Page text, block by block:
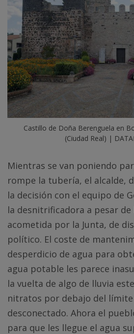
Castillo de Doña Berenguela en
(Ciudad Real) |
Mientras se van poniendo
rompe la tubería, el alcalde,
la decisión con el equipo de
la desnitrificadora a pesar de
acometida por la Junta, de
político. El coste de
desperdicio de agua para
agua potable les parece
la vuelta de algo de lluvia
nitratos por debajo del límite
desconectado. Ahora el
para que les llegue el agua